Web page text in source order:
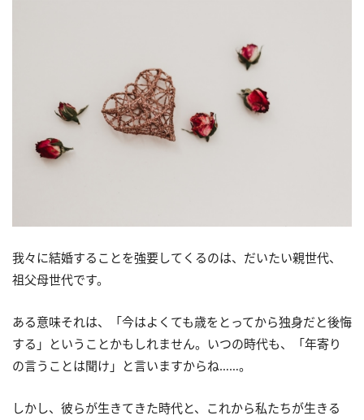
我々に結婚することを強要してくるのは、だいたい親世代、
祖父母世代です。
ある意味それは、「今はよくても歳をとってから独身だと後悔
する」ということかもしれません。いつの時代も、「年寄り
の言うことは聞け」と言いますからね……。
しかし、彼らが生きてきた時代と、これから私たちが生きる